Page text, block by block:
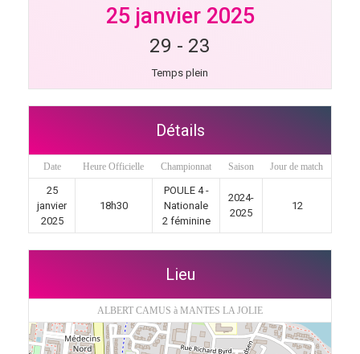
25 janvier 2025
29 - 23
Temps plein
Détails
Date Heure Officielle Championnat Saison Jour de match
25
janvier
2025
18h30
POULE 4 -
Nationale
2 féminine
2024-
2025
12
Lieu
ALBERT CAMUS à MANTES LA JOLIE